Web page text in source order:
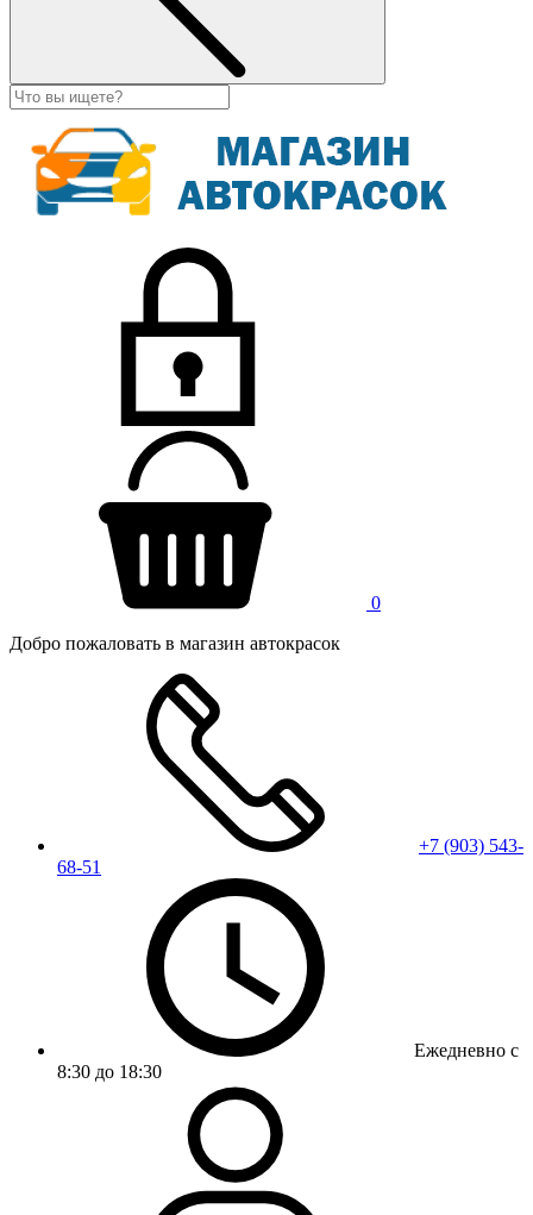
0
Добро пожаловать в магазин автокрасок
+7 (903) 543-
68-51
Ежедневно с
8:30 до 18:30